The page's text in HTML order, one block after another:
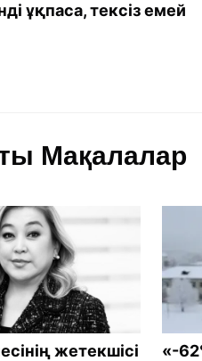
ұқпаса, тексіз емей
Мақалалар
жетекшісі
«-